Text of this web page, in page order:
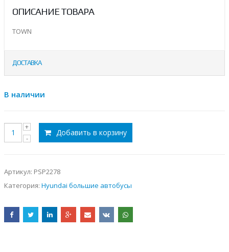
ОПИСАНИЕ ТОВАРА
TOWN
ДОСТАВКА
В наличии
Добавить в корзину
Артикул: PSP2278
Категория: Hyundai большие автобусы